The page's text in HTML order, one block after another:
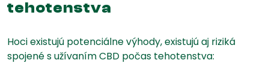
tehotenstva
Hoci existujú potenciálne výhody, existujú aj riziká
spojené s užívaním CBD počas tehotenstva: